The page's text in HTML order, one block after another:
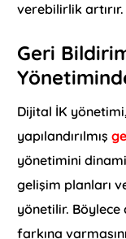
verebilirlik artırır.
Geri
Dijital İK
yapılandırılmış
yönetimini
gelişim planları
yönetilir. Böylece
farkına